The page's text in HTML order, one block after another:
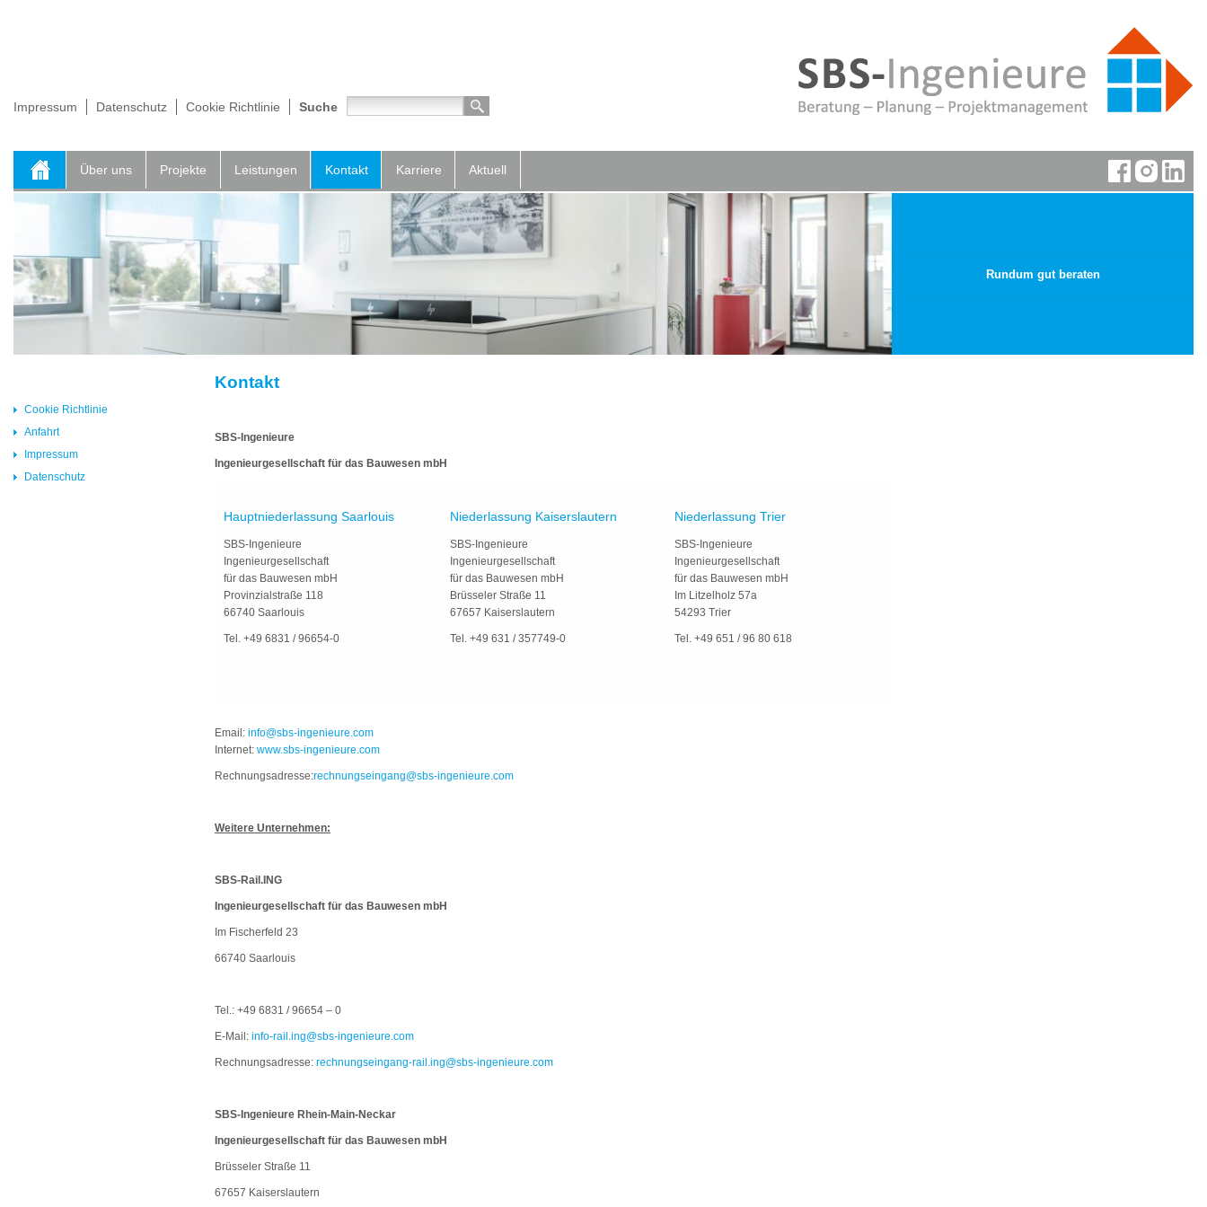
Impressum Datenschutz Cookie Richtlinie Suche
Über uns Projekte Leistungen Kontakt Karriere Aktuell
Rundum gut beraten
Cookie Richtlinie
Anfahrt
Impressum
Datenschutz
Kontakt
SBS-Ingenieure
Ingenieurgesellschaft für das Bauwesen mbH
Hauptniederlassung Saarlouis
SBS-Ingenieure
Ingenieurgesellschaft
für das Bauwesen mbH
Provinzialstraße 118
66740 Saarlouis
Tel. +49 6831 / 96654-0
Niederlassung Kaiserslautern
SBS-Ingenieure
Ingenieurgesellschaft
für das Bauwesen mbH
Brüsseler Straße 11
67657 Kaiserslautern
Tel. +49 631 / 357749-0
Niederlassung Trier
SBS-Ingenieure
Ingenieurgesellschaft
für das Bauwesen mbH
Im Litzelholz 57a
54293 Trier
Tel. +49 651 / 96 80 618
Email: info@sbs-ingenieure.com
Internet: www.sbs-ingenieure.com
Rechnungsadresse:rechnungseingang@sbs-ingenieure.com
Weitere Unternehmen:
SBS-Rail.ING
Ingenieurgesellschaft für das Bauwesen mbH
Im Fischerfeld 23
66740 Saarlouis
Tel.: +49 6831 / 96654 – 0
E-Mail: info-rail.ing@sbs-ingenieure.com
Rechnungsadresse: rechnungseingang-rail.ing@sbs-ingenieure.com
SBS-Ingenieure Rhein-Main-Neckar
Ingenieurgesellschaft für das Bauwesen mbH
Brüsseler Straße 11
67657 Kaiserslautern